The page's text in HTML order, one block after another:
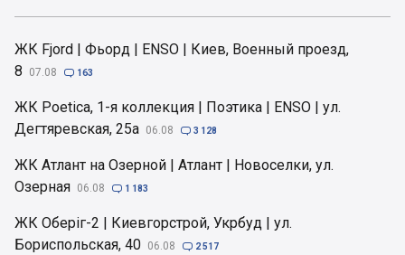
ЖК Fjord | Фьорд | ENSO | Киев, Военный проезд,
8
07.08  163
ЖК Poetica, 1-я коллекция | Поэтика | ENSO | ул.
Дегтяревская, 25а 06.08  3 128
ЖК Атлант на Озерной | Атлант | Новоселки, ул.
Озерная 06.08  1 183
ЖК Оберіг-2 | Киевгорстрой, Укрбуд | ул.
Бориспольская, 40 06.08  2 517